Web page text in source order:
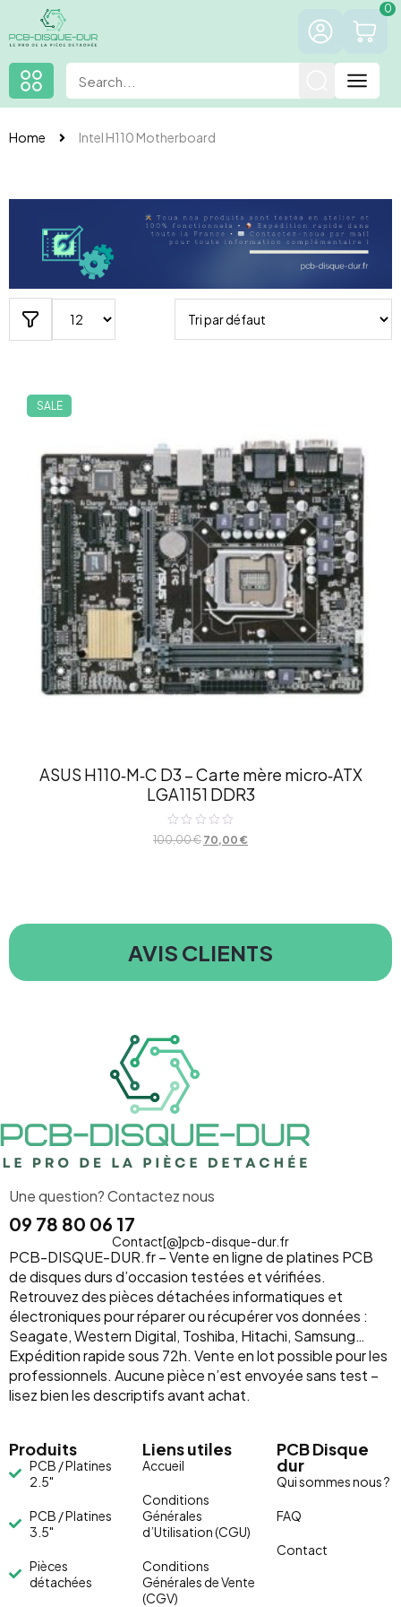
0
Home Intel H110 Motherboard
SALE
ASUS H110‑M‑C D3 – Carte mère micro‑ATX
LGA1151 DDR3
Note
0
100,00€ 70,00 €
AVIS CLIENTS
Une question? Contactez nous
09 78 80 06 17
Contact[@]pcb-disque-dur.fr
PCB-DISQUE-DUR.fr – Vente en ligne de platines PCB
de disques durs d’occasion testées et vérifiées.
Retrouvez des pièces détachées informatiques et
électroniques pour réparer ou récupérer vos données :
Seagate, Western Digital, Toshiba, Hitachi, Samsung…
Expédition rapide sous 72h. Vente en lot possible pour les
professionnels. Aucune pièce n’est envoyée sans test –
lisez bien les descriptifs avant achat.
Produits
PCB / Platines
2.5"
PCB / Platines
3.5"
Pièces
détachées
Liens utiles
Accueil
Conditions
Générales
d’Utilisation (CGU)
Conditions
Générales de Vente
(CGV)
PCB Disque
dur
Qui sommes nous ?
FAQ
Contact